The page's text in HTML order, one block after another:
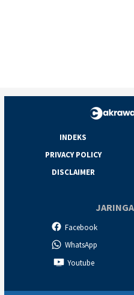
INDEKS
PRIVACY POLICY
DISCLAIMER
Facebook
WhatsApp
Youtube